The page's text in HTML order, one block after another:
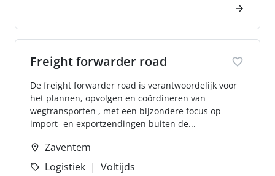
Freight forwarder road
De freight forwarder road is verantwoordelijk voor
het plannen, opvolgen en coördineren van
wegtransporten , met een bijzondere focus op
import- en exportzendingen buiten de...
Zaventem
Logistiek
Voltijds